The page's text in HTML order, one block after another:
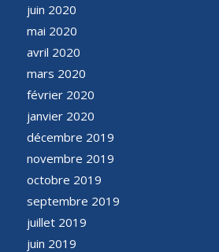
juin 2020
mai 2020
avril 2020
mars 2020
février 2020
janvier 2020
décembre 2019
novembre 2019
octobre 2019
septembre 2019
juillet 2019
juin 2019